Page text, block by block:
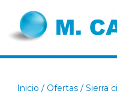
Inicio / Ofertas / Sierra